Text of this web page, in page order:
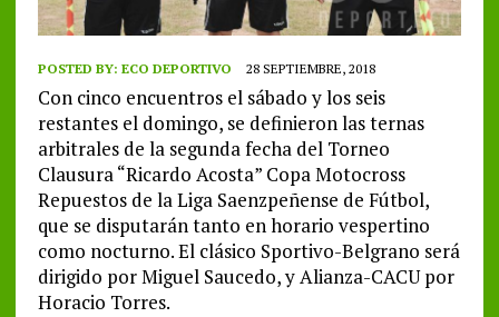
POSTED BY: ECO DEPORTIVO 28 SEPTIEMBRE, 2018
Con cinco encuentros el sábado y los seis
restantes el domingo, se definieron las ternas
arbitrales de la segunda fecha del Torneo
Clausura “Ricardo Acosta” Copa Motocross
Repuestos de la Liga Saenzpeñense de Fútbol,
que se disputarán tanto en horario vespertino
como nocturno. El clásico Sportivo-Belgrano será
dirigido por Miguel Saucedo, y Alianza-CACU por
Horacio Torres.